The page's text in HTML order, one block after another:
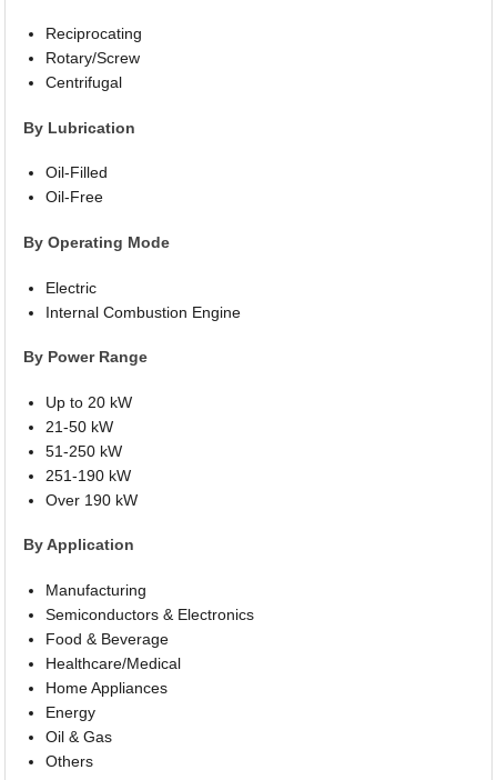
Reciprocating
Rotary/Screw
Centrifugal
By Lubrication
Oil-Filled
Oil-Free
By Operating Mode
Electric
Internal Combustion Engine
By Power Range
Up to 20 kW
21-50 kW
51-250 kW
251-190 kW
Over 190 kW
By Application
Manufacturing
Semiconductors & Electronics
Food & Beverage
Healthcare/Medical
Home Appliances
Energy
Oil & Gas
Others